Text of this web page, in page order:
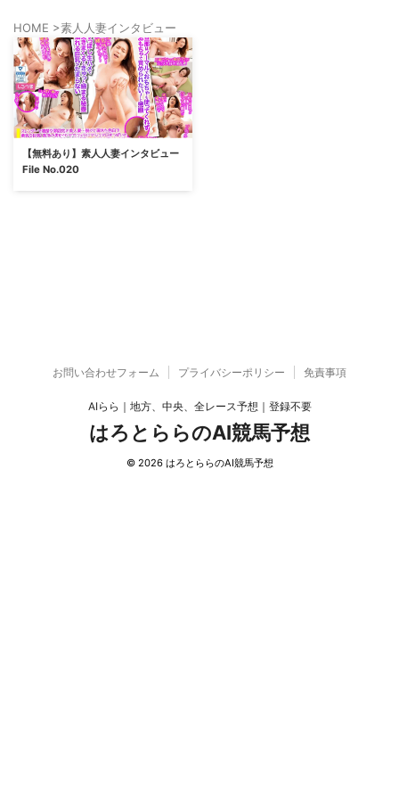
HOME >素人人妻インタビュー
【無料あり】素人人妻インタビュー
File No.020
お問い合わせフォーム プライバシーポリシー 免責事項
AIらら｜地方、中央、全レース予想｜登録不要
はろとららのAI競馬予想
© 2026 はろとららのAI競馬予想